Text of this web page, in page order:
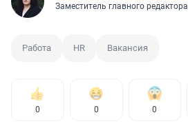
Заместитель главного редактора
Работа HR Вакансия
0 0 0